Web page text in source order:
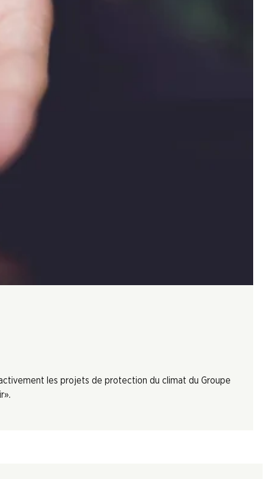
les projets de protection du climat du Groupe